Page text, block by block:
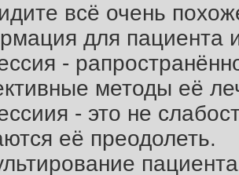
всё очень
для пациента
-
методы её
- это не
её преодолеть.